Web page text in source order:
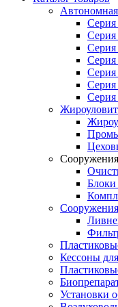
Серия
Серия
Кессоны
Установки